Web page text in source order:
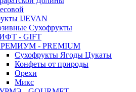
IJEVAN
Сухофрукты
- GIFT
- PREMIUM
Сухофрукты Ягоды Цукаты
Конфеты от природы
Орехи
Микс